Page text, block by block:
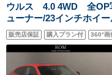
ウルス 4.0 4WD 全OP
ューナー/23インチホイ
シートヒーター/ベンチレ
マッサージ/ヘッドアップ
販売店保証 購入プラン付 360°画